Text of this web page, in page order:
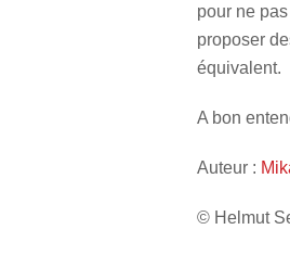
pour ne
proposer
équivalent.
A bon
Auteur :
© Helmut